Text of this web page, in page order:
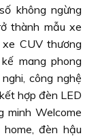
không ngừng
thành mẫu xe
CUV thương
mang phong
công nghệ
hợp đèn LED
minh Welcome
đèn hậu